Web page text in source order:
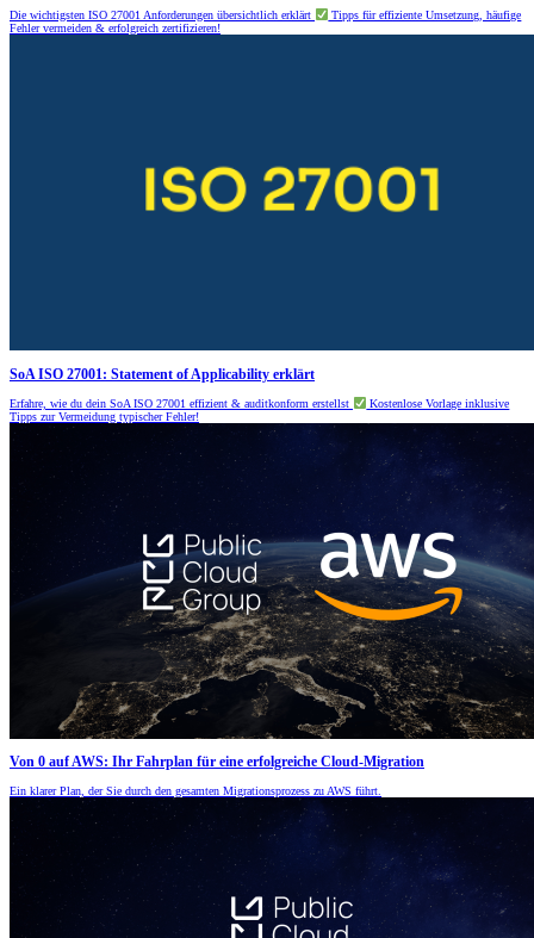
Die wichtigsten ISO 27001 Anforderungen übersichtlich erklärt
Tipps für effiziente Umsetzung, häufige
Fehler vermeiden & erfolgreich zertifizieren!
SoA ISO 27001: Statement of Applicability erklärt
Erfahre, wie du dein SoA ISO 27001 effizient & auditkonform erstellst
Kostenlose Vorlage inklusive
Tipps zur Vermeidung typischer Fehler!
Von 0 auf AWS: Ihr Fahrplan für eine erfolgreiche Cloud-Migration
Ein klarer Plan, der Sie durch den gesamten Migrationsprozess zu AWS führt.